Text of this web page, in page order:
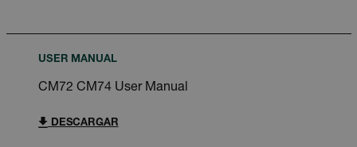
USER MANUAL
CM72 CM74 User Manual
DESCARGAR